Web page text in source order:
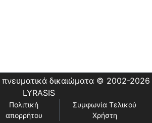
πνευματικά δικαιώματα © 2002-2026
LYRASIS
Πολιτική
απορρήτου
Συμφωνία Τελικού
Χρήστη